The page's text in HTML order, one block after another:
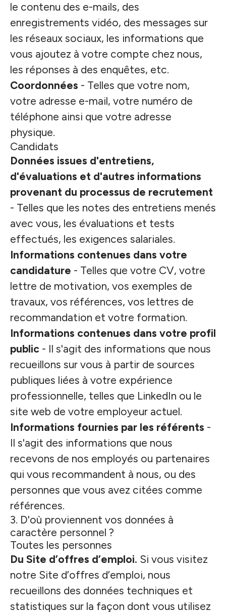
le contenu des e-mails, des
enregistrements vidéo, des messages sur
les réseaux sociaux, les informations que
vous ajoutez à votre compte chez nous,
les réponses à des enquêtes, etc.
Coordonnées - Telles que votre nom,
votre adresse e-mail, votre numéro de
téléphone ainsi que votre adresse
physique.
Candidats
Données issues d'entretiens,
d'évaluations et d'autres informations
provenant du processus de recrutement
- Telles que les notes des entretiens menés
avec vous, les évaluations et tests
effectués, les exigences salariales.
Informations contenues dans votre
candidature - Telles que votre CV, votre
lettre de motivation, vos exemples de
travaux, vos références, vos lettres de
recommandation et votre formation.
Informations contenues dans votre profil
public - Il s'agit des informations que nous
recueillons sur vous à partir de sources
publiques liées à votre expérience
professionnelle, telles que LinkedIn ou le
site web de votre employeur actuel.
Informations fournies par les référents -
Il s'agit des informations que nous
recevons de nos employés ou partenaires
qui vous recommandent à nous, ou des
personnes que vous avez citées comme
références.
3. D'où proviennent vos données à
caractère personnel ?
Toutes les personnes
Du Site d’offres d’emploi. Si vous visitez
notre Site d’offres d’emploi, nous
recueillons des données techniques et
statistiques sur la façon dont vous utilisez